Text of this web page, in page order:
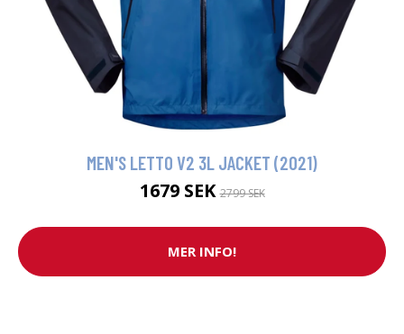
MEN'S LETTO V2 3L JACKET (2021)
1679 SEK2799 SEK
MER INFO!